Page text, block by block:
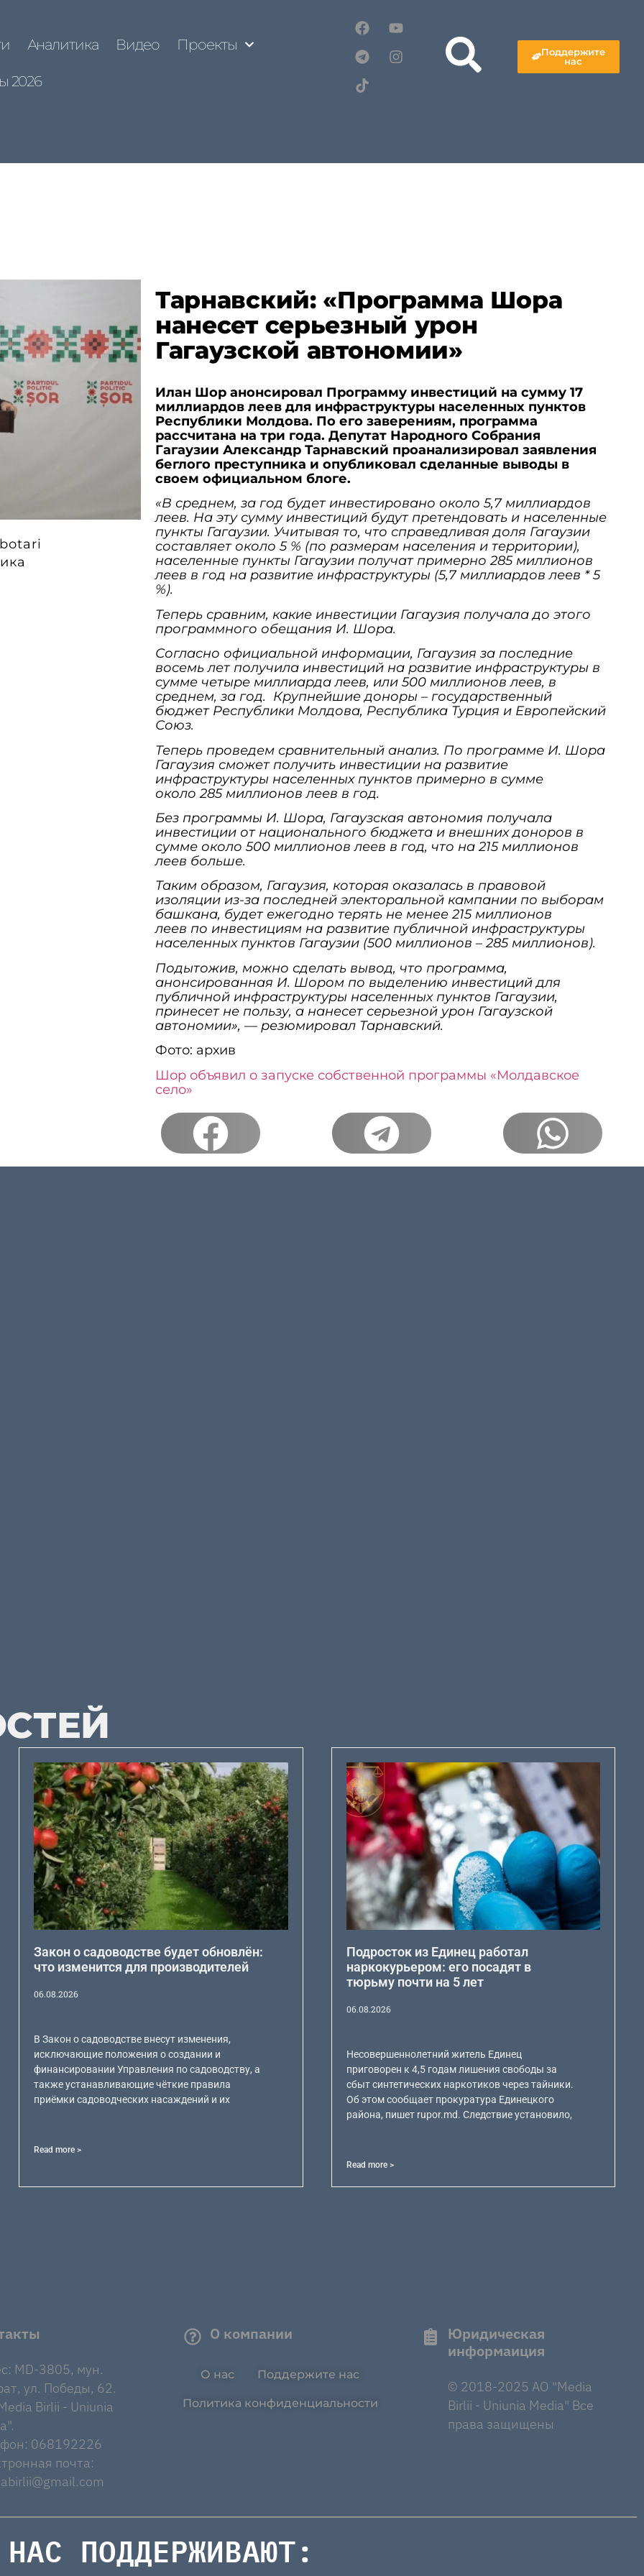
Аналитика Видео Проекты
2026
Поддержите
нас
Тарнавский: «Программа Шора
нанесет серьезный урон
Гагаузской автономии»
Илан Шор анонсировал Программу инвестиций на сумму 17
миллиардов леев для инфраструктуры населенных пунктов
Республики Молдова. По его заверениям, программа
рассчитана на три года. Депутат Народного Собрания
Гагаузии Александр Тарнавский проанализировал заявления
беглого преступника и опубликовал сделанные выводы в
своем официальном блоге.
«В среднем, за год будет инвестировано около 5,7 миллиардов
леев. На эту сумму инвестиций будут претендовать и населенные
пункты Гагаузии. Учитывая то, что справедливая доля Гагаузии
составляет около 5 % (по размерам населения и территории),
населенные пункты Гагаузии получат примерно 285 миллионов
леев в год на развитие инфраструктуры (5,7 миллиардов леев * 5
%).
Теперь сравним, какие инвестиции Гагаузия получала до этого
программного обещания И. Шора.
Согласно официальной информации, Гагаузия за последние
восемь лет получила инвестиций на развитие инфраструктуры в
сумме четыре миллиарда леев, или 500 миллионов леев, в
среднем, за год. Крупнейшие доноры – государственный
бюджет Республики Молдова, Республика Турция и Европейский
Союз.
Теперь проведем сравнительный анализ. По программе И. Шора
Гагаузия сможет получить инвестиции на развитие
инфраструктуры населенных пунктов примерно в сумме
около 285 миллионов леев в год.
Без программы И. Шора, Гагаузская автономия получала
инвестиции от национального бюджета и внешних доноров в
сумме около 500 миллионов леев в год, что на 215 миллионов
леев больше.
Таким образом, Гагаузия, которая оказалась в правовой
изоляции из-за последней электоральной кампании по выборам
башкана, будет ежегодно терять не менее 215 миллионов
леев по инвестициям на развитие публичной инфраструктуры
населенных пунктов Гагаузии (500 миллионов – 285 миллионов).
Подытожив, можно сделать вывод, что программа,
анонсированная И. Шором по выделению инвестиций для
публичной инфраструктуры населенных пунктов Гагаузии,
принесет не пользу, а нанесет серьезной урон Гагаузской
автономии», — резюмировал Тарнавский.
Фото: архив
Шор объявил о запуске собственной программы «Молдавское
село»
Закон о садоводстве будет обновлён:
что изменится для производителей
06.08.2026
В Закон о садоводстве внесут изменения,
исключающие положения о создании и
финансировании Управления по садоводству, а
также устанавливающие чёткие правила
приёмки садоводческих насаждений и их
Read more >
Подросток из Единец работал
наркокурьером: его посадят в
тюрьму почти на 5 лет
06.08.2026
Несовершеннолетний житель Единец
приговорен к 4,5 годам лишения свободы за
сбыт синтетических наркотиков через тайники.
Об этом сообщает прокуратура Единецкого
района, пишет rupor.md. Следствие установило,
Read more >
MD-3805, мун.
ул. Победы, 62.
Birlii - Uniunia
068192226
почта:
О компании
О нас Поддержите нас
Политика конфиденциальности
Юридическая
информаиция
© 2018-2025 AO "Media
Birlii - Uniunia Media" Все
права защищены
НАС ПОДДЕРЖИВАЮТ: